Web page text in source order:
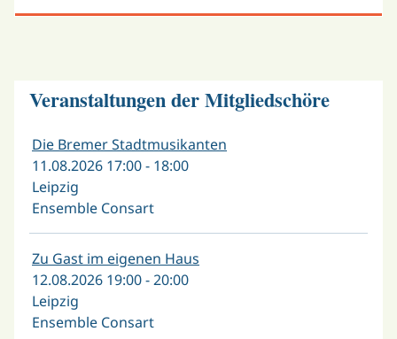
Veranstaltungen der Mitgliedschöre
Die Bremer Stadtmusikanten
11.08.2026 17:00 - 18:00
Leipzig
Ensemble Consart
Zu Gast im eigenen Haus
12.08.2026 19:00 - 20:00
Leipzig
Ensemble Consart